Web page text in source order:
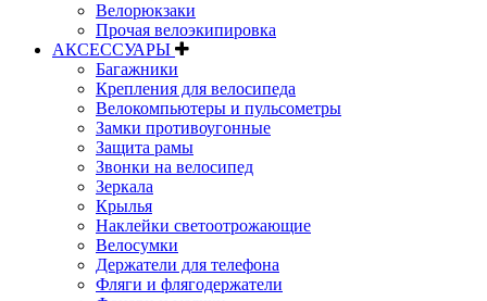
Велорюкзаки
Прочая велоэкипировка
АКСЕССУАРЫ
Багажники
Крепления для велосипеда
Велокомпьютеры и пульсометры
Замки противоугонные
Защита рамы
Звонки на велосипед
Зеркала
Крылья
Наклейки светоотрожающие
Велосумки
Держатели для телефона
Фляги и флягодержатели